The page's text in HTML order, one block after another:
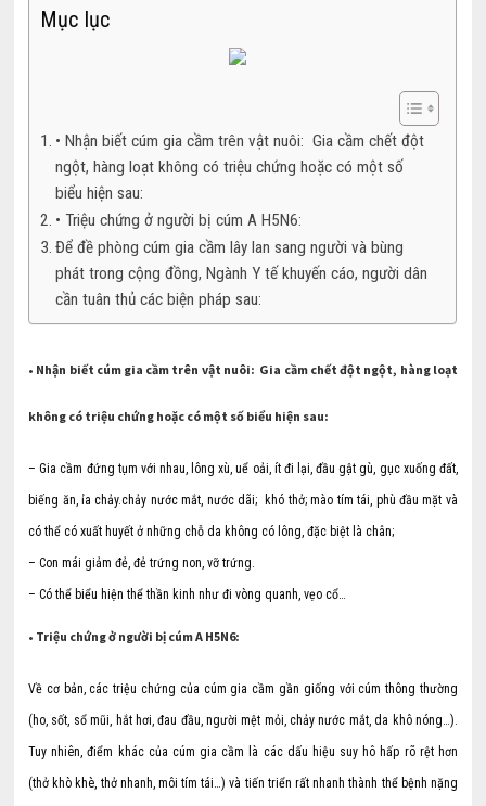
Mục lục
• Nhận biết cúm gia cầm trên vật nuôi: Gia cầm chết đột
ngột, hàng loạt không có triệu chứng hoặc có một số
biểu hiện sau:
• Triệu chứng ở người bị cúm A H5N6:
Để đề phòng cúm gia cầm lây lan sang người và bùng
phát trong cộng đồng, Ngành Y tế khuyến cáo, người dân
cần tuân thủ các biện pháp sau:
• Nhận biết cúm gia cầm trên vật nuôi: Gia cầm chết đột ngột, hàng loạt
không có triệu chứng hoặc có một số biểu hiện sau:
– Gia cầm đứng tụm với nhau, lông xù, uể oải, ít đi lại, đầu gật gù, gục xuống đất,
biếng ăn, ỉa chảy.chảy nước mắt, nước dãi; khó thở; mào tím tái, phù đầu mặt và
có thể có xuất huyết ở những chỗ da không có lông, đặc biệt là chân;
– Con mái giảm đẻ, đẻ trứng non, vỡ trứng.
– Có thể biểu hiện thể thần kinh như đi vòng quanh, vẹo cổ…
• Triệu chứng ở người bị cúm A H5N6:
Về cơ bản, các triệu chứng của cúm gia cầm gần giống với cúm thông thường
(ho, sốt, sổ mũi, hắt hơi, đau đầu, người mệt mỏi, chảy nước mắt, da khô nóng…).
Tuy nhiên, điểm khác của cúm gia cầm là các dấu hiệu suy hô hấp rõ rệt hơn
(thở khò khè, thở nhanh, môi tím tái…) và tiến triển rất nhanh thành thể bệnh nặng